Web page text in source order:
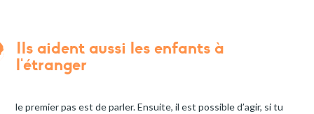
Ils aident aussi les enfants à
l'étranger
le premier pas est de parler. Ensuite, il est possible d’agir, si tu